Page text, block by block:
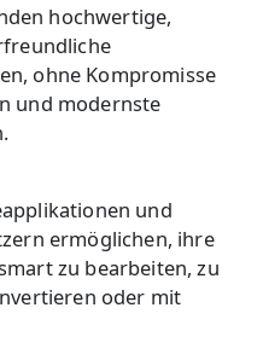
hochwertige,
ohne Kompromisse
und modernste
und
ermöglichen, ihre
zu bearbeiten, zu
oder mit